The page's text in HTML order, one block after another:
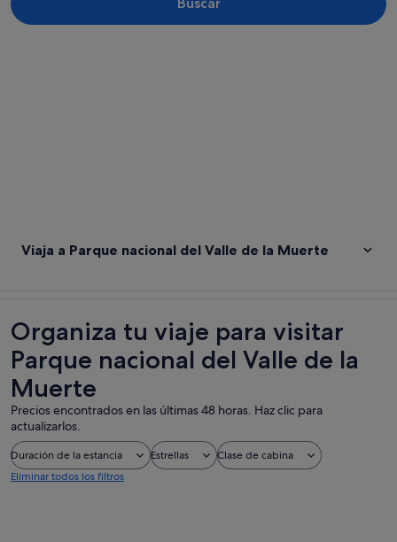
Viaja a Parque nacional del Valle de la Muerte
Organiza tu viaje para visitar
Parque nacional del Valle de la
Muerte
Precios encontrados en las últimas 48 horas. Haz clic para
actualizarlos.
Duración de la estancia Estrellas
Clase de cabina
Eliminar todos los filtros